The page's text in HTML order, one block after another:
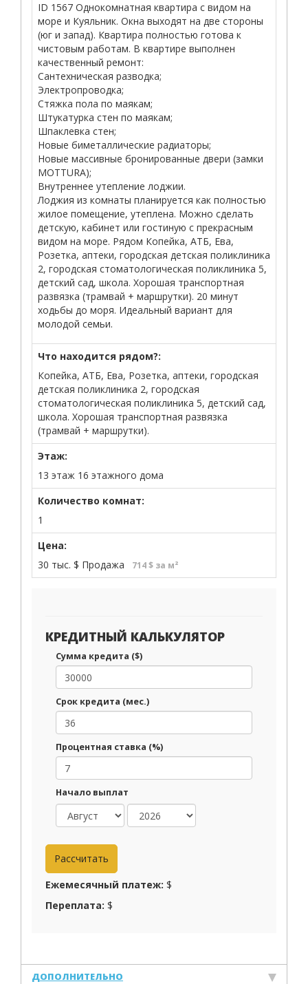
ID 1567 Однокомнатная квартира с видом на
море и Куяльник. Окна выходят на две стороны
(юг и запад). Квартира полностью готова к
чистовым работам. В квартире выполнен
качественный ремонт:
Сантехническая разводка;
Электропроводка;
Стяжка пола по маякам;
Штукатурка стен по маякам;
Шпаклевка стен;
Новые биметаллические радиаторы;
Новые массивные бронированные двери (замки
MOTTURA);
Внутреннее утепление лоджии.
Лоджия из комнаты планируется как полностью
жилое помещение, утеплена. Можно сделать
детскую, кабинет или гостиную с прекрасным
видом на море. Рядом Копейка, АТБ, Ева,
Розетка, аптеки, городская детская поликлиника
2, городская стоматологическая поликлиника 5,
детский сад, школа. Хорошая транспортная
развязка (трамвай + маршрутки). 20 минут
ходьбы до моря. Идеальный вариант для
молодой семьи.
Что находится рядом?:
Копейка, АТБ, Ева, Розетка, аптеки, городская
детская поликлиника 2, городская
стоматологическая поликлиника 5, детский сад,
школа. Хорошая транспортная развязка
(трамвай + маршрутки).
Этаж:
13 этаж 16 этажного дома
Количество комнат:
1
Цена:
30 тыс. $ Продажа 714 $ за м²
КРЕДИТНЫЙ КАЛЬКУЛЯТОР
Сумма кредита ($)
Срок кредита (мес.)
Процентная ставка (%)
Начало выплат
Ежемесячный платеж: $
Переплата: $
ДОПОЛНИТЕЛЬНО